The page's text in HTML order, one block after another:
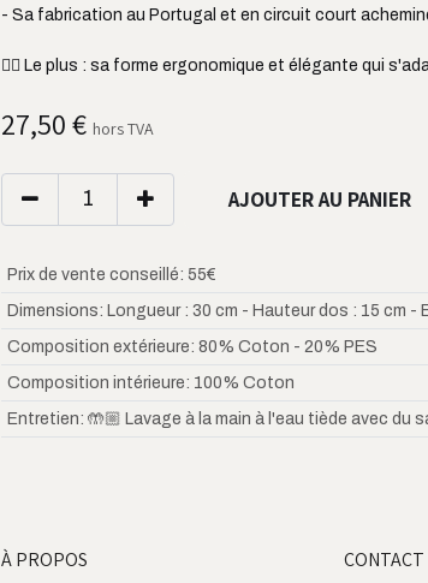
- Sa fabrication au Portugal et en circuit court
👌🏼 Le plus : sa forme ergonomique et élégante qui
27,50€ hors TVA
AJOUTER AU PANIER
Prix de vente conseillé: 55€
Dimensions: Longueur : 30 cm - Hauteur dos : 15 cm -
Composition extérieure: 80% Coton - 20% PES
Composition intérieure: 100% Coton
Entretien: 🤲🏼 Lavage à la main à l'eau tiède avec du
À PROPOS CONTACT